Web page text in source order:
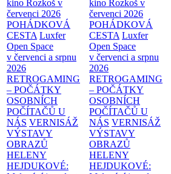
kino Rozkoš v
červenci 2026
POHÁDKOVÁ
CESTA Luxfer
Open Space
v červenci a srpnu
2026
RETROGAMING
– POČÁTKY
OSOBNÍCH
POČÍTAČŮ U
NÁS VERNISÁŽ
VÝSTAVY
OBRAZŮ
HELENY
HEJDUKOVÉ:
kino Rozkoš v
červenci 2026
POHÁDKOVÁ
CESTA Luxfer
Open Space
v červenci a srpnu
2026
RETROGAMING
– POČÁTKY
OSOBNÍCH
POČÍTAČŮ U
NÁS VERNISÁŽ
VÝSTAVY
OBRAZŮ
HELENY
HEJDUKOVÉ: